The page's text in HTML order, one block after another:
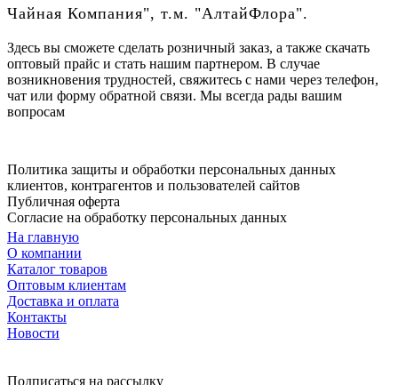
Чайная Компания", т.м. "АлтайФлора".
Здесь вы сможете сделать розничный заказ, а также скачать
оптовый прайс и стать нашим партнером. В случае
возникновения трудностей, свяжитесь с нами через телефон,
чат или форму обратной связи. Мы всегда рады вашим
вопросам
Политика защиты и обработки персональных данных
клиентов, контрагентов и пользователей сайтов
Публичная оферта
Согласие на обработку персональных данных
На главную
О компании
Каталог товаров
Оптовым клиентам
Доставка и оплата
Контакты
Новости
Подписаться на рассылку